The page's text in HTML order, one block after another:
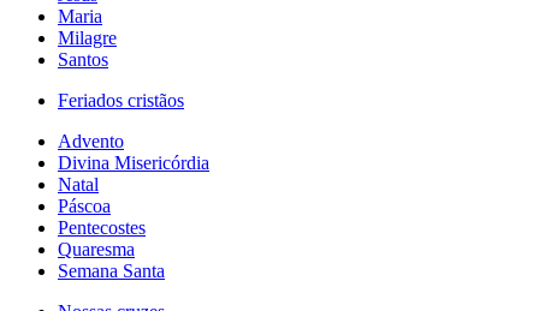
Maria
Milagre
Santos
Feriados cristãos
Advento
Divina Misericórdia
Natal
Páscoa
Pentecostes
Quaresma
Semana Santa